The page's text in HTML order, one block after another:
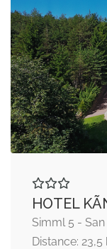
HOTEL
Simml 5 -
Distance: 23,5